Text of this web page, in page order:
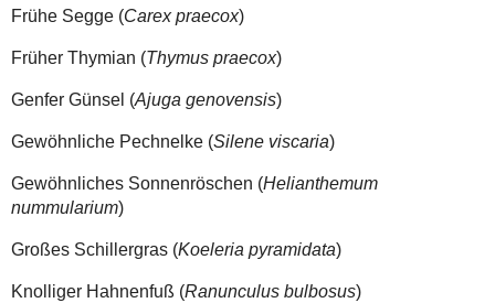
Frühe Segge (Carex praecox)
Früher Thymian (Thymus praecox)
Genfer Günsel (Ajuga genovensis)
Gewöhnliche Pechnelke (Silene viscaria)
Gewöhnliches Sonnenröschen (Helianthemum
nummularium)
Großes Schillergras (Koeleria pyramidata)
Knolliger Hahnenfuß (Ranunculus bulbosus)